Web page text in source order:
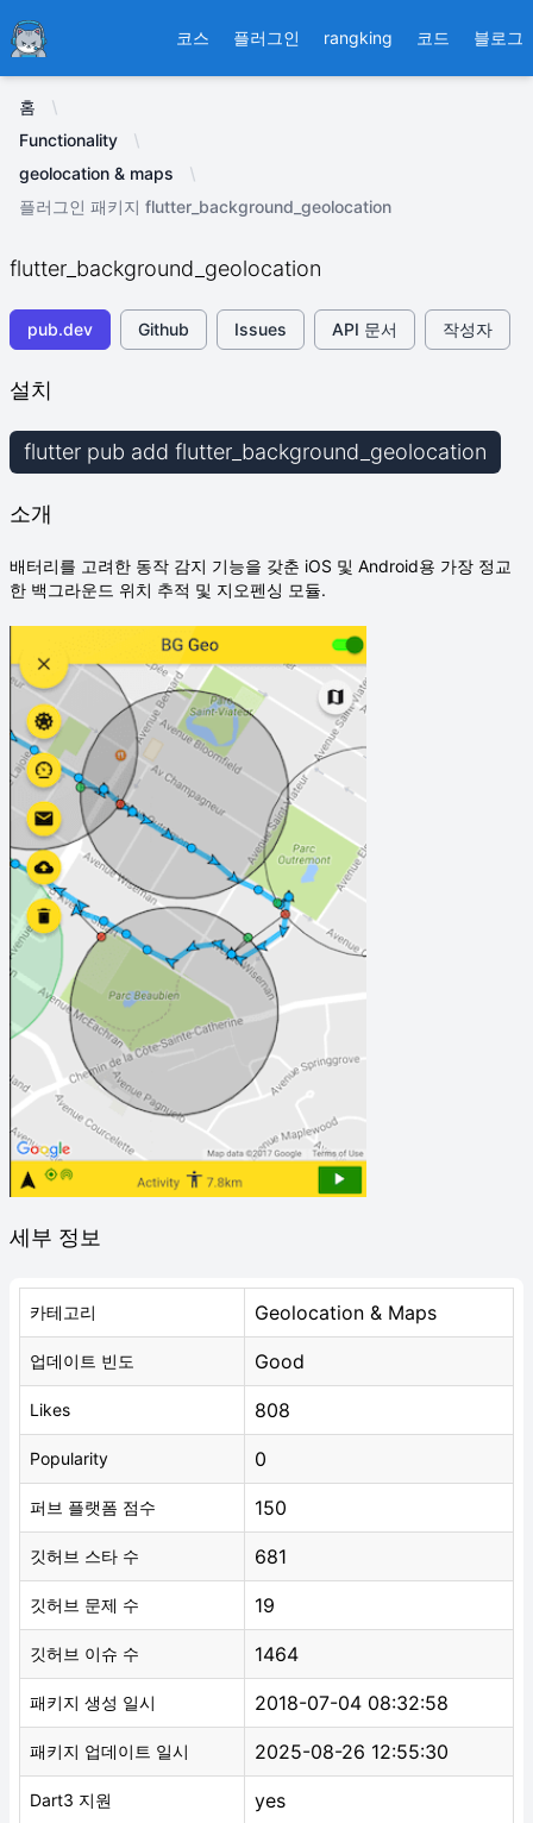
Ducafecat 코스 플러그인 rangking 코드 블로그
홈
Functionality
geolocation & maps
플러그인 패키지 flutter_background_geolocation
flutter_background_geolocation
pub.dev Github Issues API 문서 작성자
설치
flutter pub add flutter_background_geolocation
소개
배터리를 고려한 동작 감지 기능을 갖춘 iOS 및 Android용 가장 정교
한 백그라운드 위치 추적 및 지오펜싱 모듈.
세부 정보
카테고리 Geolocation & Maps
업데이트 빈도 Good
Likes 808
Popularity 0
퍼브 플랫폼 점수 150
깃허브 스타 수 681
깃허브 문제 수 19
깃허브 이슈 수 1464
패키지 생성 일시 2018-07-04 08:32:58
패키지 업데이트 일시 2025-08-26 12:55:30
Dart3 지원 yes